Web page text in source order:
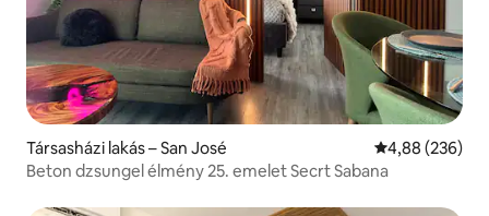
Társasházi lakás – San José Átlagos
4,88 (236)
Beton dzsungel élmény 25. emelet Secrt Sabana